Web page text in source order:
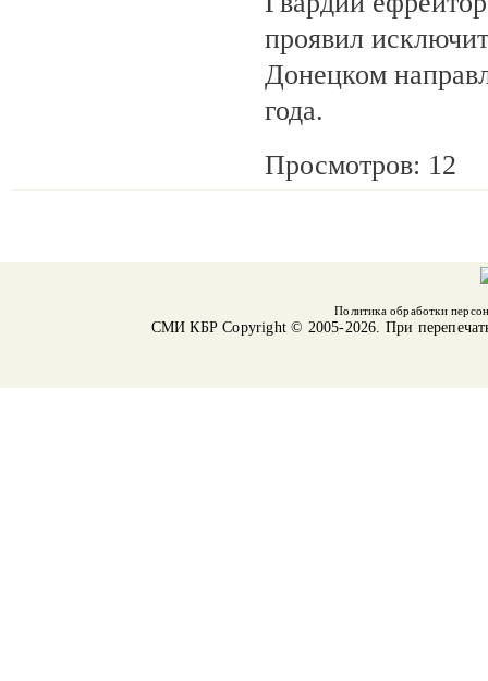
проявил
Донецком
года.
Просмотров: 12
Политика обработки
СМИ КБРCopyright © 2005-2026. При